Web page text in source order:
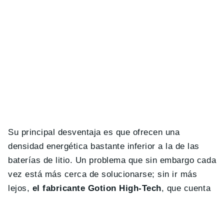
Su principal desventaja es que ofrecen una
densidad energética bastante inferior a la de las
baterías de litio. Un problema que sin embargo cada
vez está más cerca de solucionarse; sin ir más
lejos, el fabricante Gotion High-Tech, que cuenta